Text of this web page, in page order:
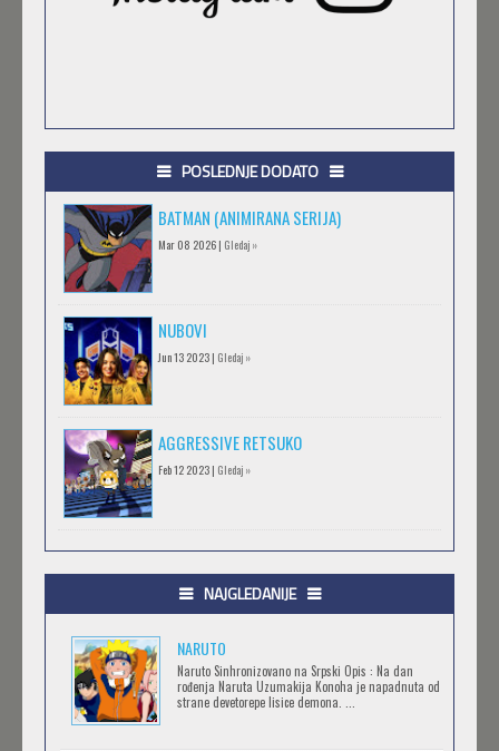
POSLEDNJE DODATO
BATMAN (ANIMIRANA SERIJA)
Mar 08 2026 | Gledaj »
NUBOVI
Jun 13 2023 | Gledaj »
AGGRESSIVE RETSUKO
Feb 12 2023 | Gledaj »
.HACK//GIFT
.HACK//LIMINALITY
Feb 12 2023 |Gledaj »
NAJGLEDANIJE
NARUTO
Naruto Sinhronizovano na Srpski Opis : Na dan
rođenja Naruta Uzumakija Konoha je napadnuta od
strane devetorepe lisice demona. ...